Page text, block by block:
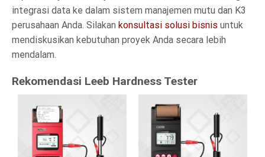
integrasi data ke dalam sistem manajemen mutu dan K3
perusahaan Anda. Silakan konsultasi solusi bisnis untuk
mendiskusikan kebutuhan proyek Anda secara lebih
mendalam.
Rekomendasi Leeb Hardness Tester